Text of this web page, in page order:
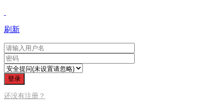
刷新
登录
还没有注册？